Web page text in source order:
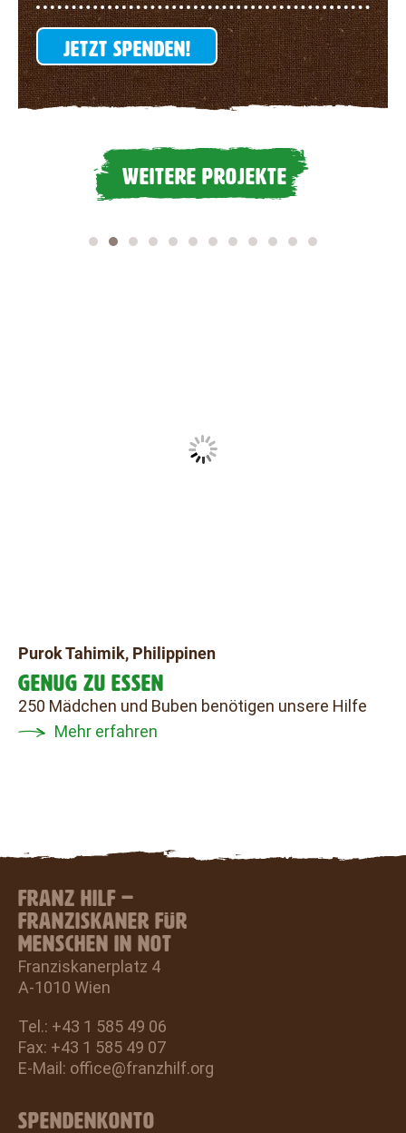
JETZT SPENDEN!
WEITERE PROJEKTE
Purok Tahimik, Philippinen
GENUG ZU ESSEN
250 Mädchen und Buben benötigen unsere Hilfe
Mehr erfahren
FRANZ HILF –
FRANZISKANER FÜR
MENSCHEN IN NOT
Franziskanerplatz 4
A-1010 Wien
Tel.: +43 1 585 49 06
Fax: +43 1 585 49 07
E-Mail: office@franzhilf.org
SPENDENKONTO